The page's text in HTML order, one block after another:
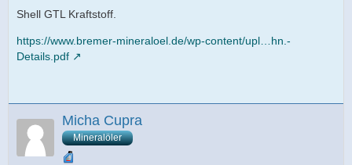
Shell GTL Kraftstoff.
https://www.bremer-mineraloel.de/wp-content/upl…hn.-
Details.pdf
Micha Cupra
Mineralöler